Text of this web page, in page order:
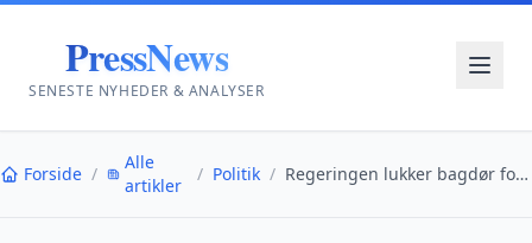
PressNews
SENESTE NYHEDER & ANALYSER
Forside /
Alle
artikler
/ Politik / Regeringen lukker bagdør for udenlandske studerend...